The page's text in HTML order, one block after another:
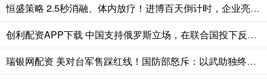
恒盛策略 2.5秒消融、体内放疗！进博百天倒计时，企业亮出微创医疗硬核黑科技
创利配资APP下载 中国支持俄罗斯立场，在联合国投下反对票，为伊朗主持公道！
瑞银网配资 美对台军售踩红线！国防部怒斥：以武助独终将引火烧身